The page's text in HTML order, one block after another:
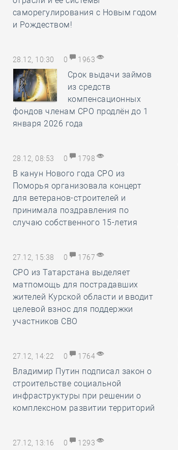
саморегулирования с Новым годом
и Рождеством!
28.12, 10:30 0 1963
Срок выдачи займов
из средств
компенсационных
фондов членам СРО продлён до 1
января 2026 года
28.12, 08:53 0 1798
В канун Нового года СРО из
Поморья организовала концерт
для ветеранов-строителей и
принимала поздравления по
случаю собственного 15-летия
27.12, 15:38 0 1767
СРО из Татарстана выделяет
матпомощь для пострадавших
жителей Курской области и вводит
целевой взнос для поддержки
участников СВО
27.12, 14:22 0 1764
Владимир Путин подписал закон о
строительстве социальной
инфраструктуры при решении о
комплексном развитии территорий
27.12, 13:16 0 1293